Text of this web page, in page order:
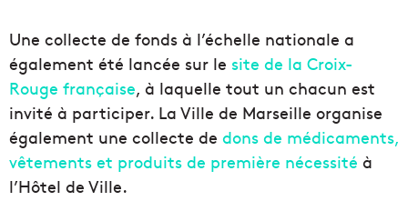
Une collecte de fonds à l’échelle nationale a
également été lancée sur le site de la Croix-
Rouge française, à laquelle tout un chacun est
invité à participer. La Ville de Marseille organise
également une collecte de dons de médicaments,
vêtements et produits de première nécessité à
l’Hôtel de Ville.